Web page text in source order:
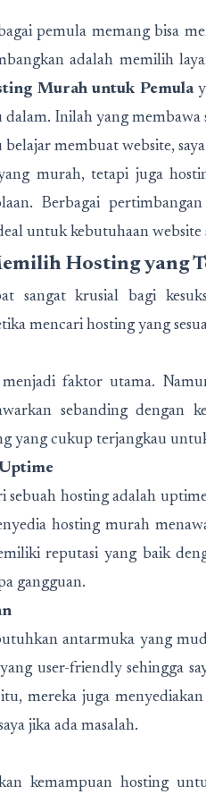
pemula memang bisa
adalah memilih
Murah untuk Pemula
Inilah yang membawa
belajar membuat website,
murah, tetapi juga
Berbagai
untuk kebutuhaan website
Hosting yang
sangat krusial bagi
mencari hosting yang
faktor utama.
sebanding dengan
yang cukup terjangkau
sebuah hosting adalah
hosting murah
reputasi yang baik
gangguan.
antarmuka yang
user-friendly sehingga
mereka juga
jika ada masalah.
kemampuan hosting